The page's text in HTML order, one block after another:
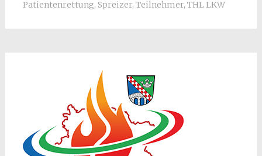
Patientenrettung, Spreizer, Teilnehmer, THL LKW